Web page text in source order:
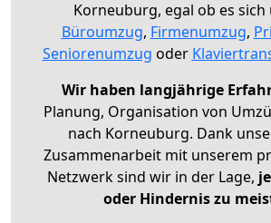
Korneuburg, egal ob es sich
Büroumzug, Firmenumzug,
Seniorenumzug oder
Wir haben langjährige
Planung, Organisation von
nach Korneuburg. Dank
Zusammenarbeit mit unserem
Netzwerk sind wir in der Lage,
oder Hindernis zu